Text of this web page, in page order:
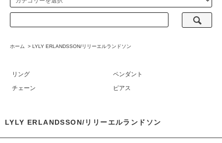
ホーム > LYLY ERLANDSSON/リリーエルランドソン
リング
ペンダント
チェーン
ピアス
LYLY ERLANDSSON/リリーエルランドソン